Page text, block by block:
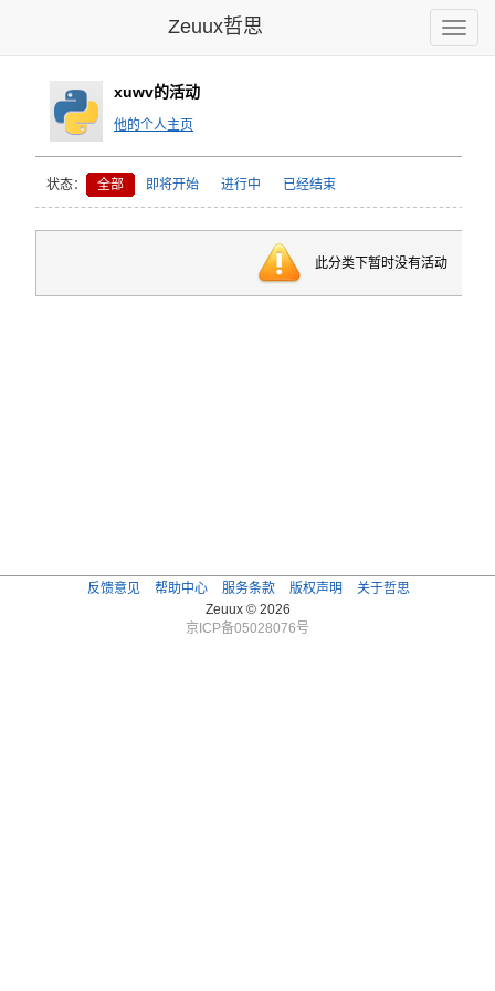
Toggle
Zeuux哲思
xuwv的活动
他的个人主页
状态： 全部 即将开始 进行中 已经结束
此分类下暂时没有活动
反馈意见 帮助中心 服务条款 版权声明
关于哲思
Zeuux © 2026
京ICP备05028076号